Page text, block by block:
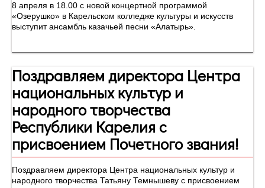
8 апреля в 18.00 с новой концертной программой
«Озерушко» в Карельском колледже культуры и искусств
выступит ансамбль казачьей песни «Алатырь».
Поздравляем директора Центра
национальных культур и
народного творчества
Республики Карелия с
присвоением Почетного звания!
Поздравляем директора Центра национальных культур и
народного творчества Татьяну Темнышеву с присвоением